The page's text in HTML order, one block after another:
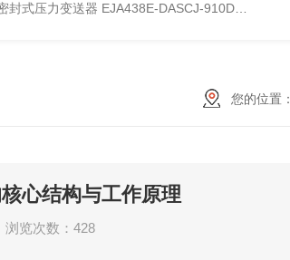
封式压力变送器 EJA438E-DASCJ-910DA隔膜密封式压力变送器
您的位置：
心结构与工作原理
浏览次数：428